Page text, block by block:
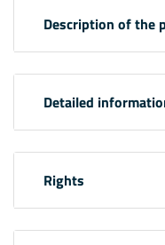
Description of the
Detailed
Rights